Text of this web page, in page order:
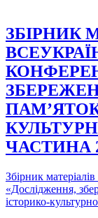
ЗБІРНИК
ЧАСТИНА
Збірник
«Дослідження,
історико-